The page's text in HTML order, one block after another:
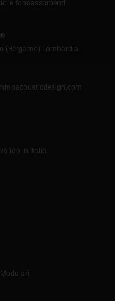
e fonoassorbenti
(Bergamo) Lombardia -
in Italia.